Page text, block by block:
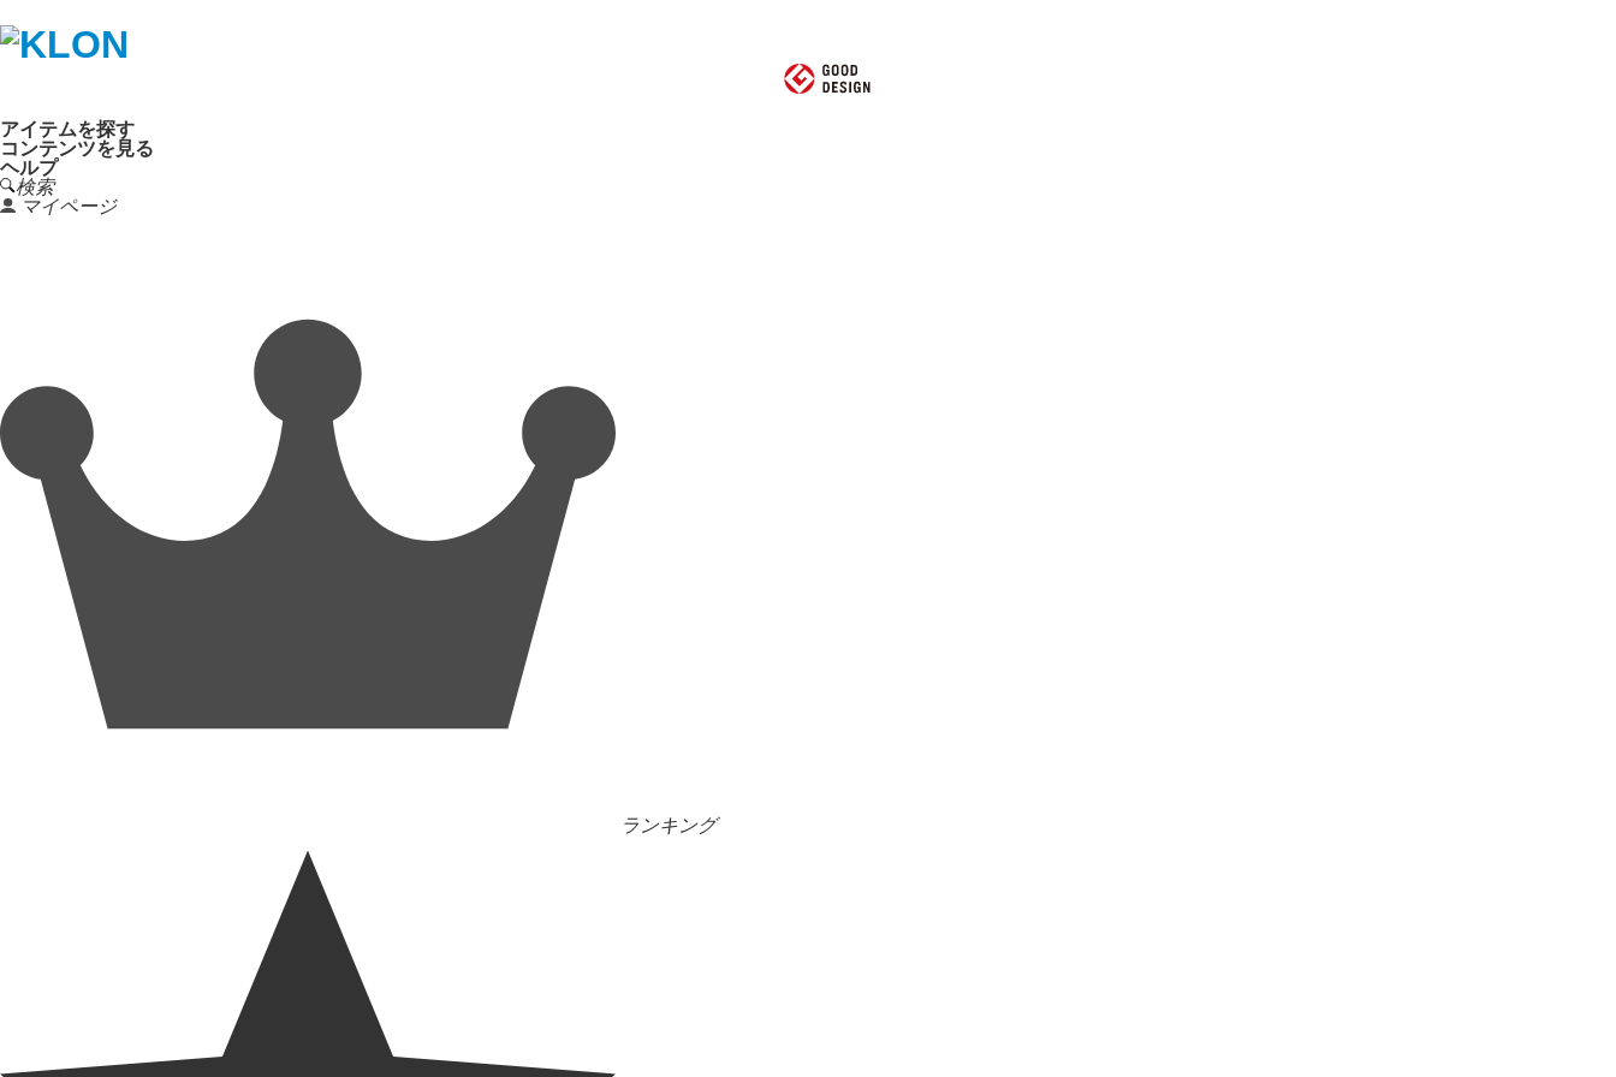
アイテムを探す
コンテンツを見る
ヘルプ
検索
マイページ
ランキング